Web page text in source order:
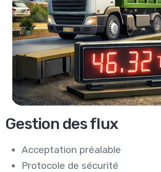
Gestion des flux
Acceptation préalable
Protocole de sécurité